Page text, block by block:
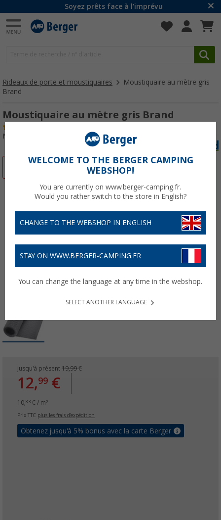
Soyez prêts face à l'imprévu
Rideaux de porte et moustiquaires
Moustiquaire au mètre gris
Brand
Moustiquaire au mètre gris Brand
N° d'art : 410330
jusqu'à présent 19,99 €
12,99 €
10,83 € / m²
Prix TTC plus les frais d'expédition
Obtenez jusqu'à 5% bonus avec la carte Berger
WELCOME TO THE BERGER CAMPING
WEBSHOP!
You are currently on www.berger-camping.fr.
Would you rather switch to the store in English?
CHANGE TO THE WEBSHOP IN ENGLISH
STAY ON WWW.BERGER-CAMPING.FR
You can change the language at any time in the webshop.
SELECT ANOTHER LANGUAGE